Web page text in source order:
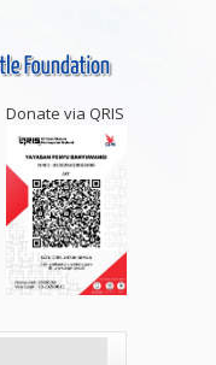
Donate via QRIS